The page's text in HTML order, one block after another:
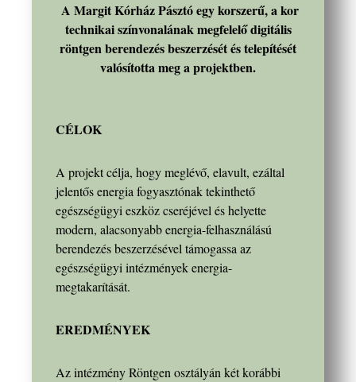
A Margit Kórház Pásztó egy korszerű, a kor
technikai színvonalának megfelelő digitális
röntgen berendezés beszerzését és telepítését
valósította meg a projektben.
CÉLOK
A projekt célja, hogy meglévő, elavult, ezáltal
jelentős energia fogyasztónak tekinthető
egészségügyi eszköz cseréjével és helyette
modern, alacsonyabb energia-felhasználású
berendezés beszerzésével támogassa az
egészségügyi intézmények energia-
megtakarítását.
EREDMÉNYEK
Az intézmény Röntgen osztályán két korábbi